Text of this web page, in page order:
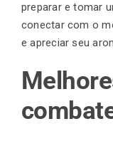
preparar e tomar
conectar com o
e apreciar seu